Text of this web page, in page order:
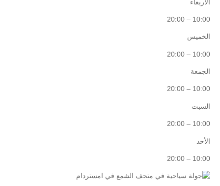
الأربعاء
10:00 – 20:00
الخميس
10:00 – 20:00
الجمعة
10:00 – 20:00
السبت
10:00 – 20:00
الأحد
10:00 – 20:00